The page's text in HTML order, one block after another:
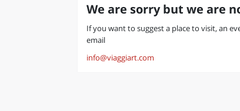
We are sorry but we are
If you want to suggest a place to visit, an
email
info@viaggiart.com